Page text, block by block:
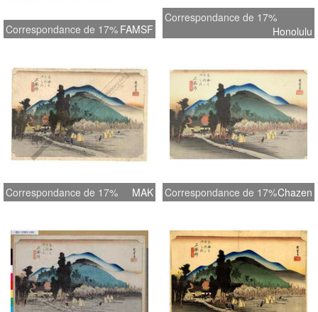
Correspondance de 17% FAMSF
Correspondance de 17%
Honolulu
Correspondance de 17% MAK Correspondance de 17%Chazen